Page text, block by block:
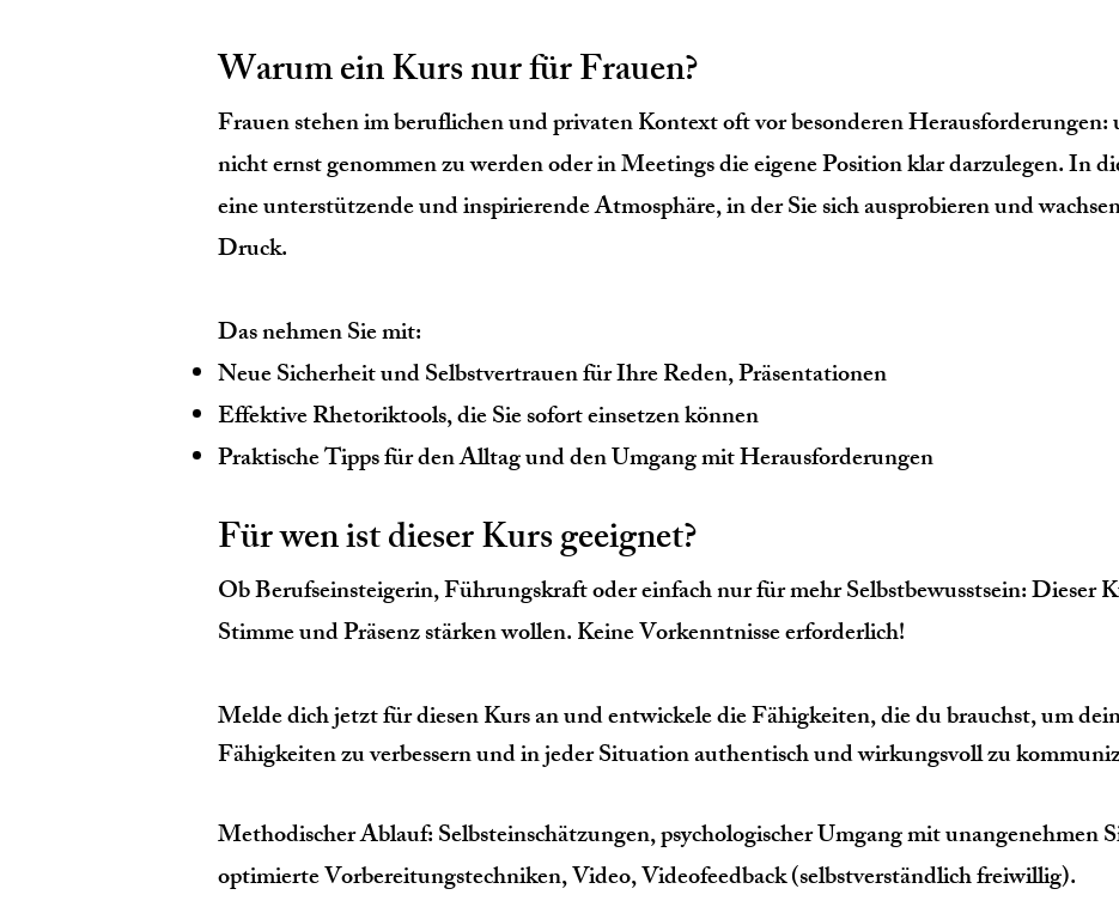
Warum ein Kurs nur für Frauen?
Frauen stehen im beruflichen und privaten Kontext oft vor besonderen
nicht ernst genommen zu werden oder in Meetings die eigene Position klar darzulegen. In
eine unterstützende und inspirierende Atmosphäre, in der Sie sich ausprobieren und
Druck.
Das nehmen Sie mit:
Neue Sicherheit und Selbstvertrauen für Ihre Reden, Präsentationen
Effektive Rhetoriktools, die Sie sofort einsetzen können
Praktische Tipps für den Alltag und den Umgang mit Herausforderungen
Für wen ist dieser Kurs geeignet?
Ob Berufseinsteigerin, Führungskraft oder einfach nur für mehr Selbstbewusstsein: Dieser
Stimme und Präsenz stärken wollen. Keine Vorkenntnisse erforderlich!
Melde dich jetzt für diesen Kurs an und entwickele die Fähigkeiten, die du brauchst, um
Fähigkeiten zu verbessern und in jeder Situation authentisch und wirkungsvoll zu
Methodischer Ablauf: Selbsteinschätzungen, psychologischer Umgang mit unangenehmen
optimierte Vorbereitungstechniken, Video, Videofeedback (selbstverständlich freiwillig).